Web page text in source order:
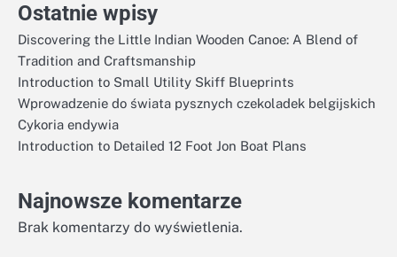
Ostatnie wpisy
Discovering the Little Indian Wooden Canoe: A Blend of
Tradition and Craftsmanship
Introduction to Small Utility Skiff Blueprints
Wprowadzenie do świata pysznych czekoladek belgijskich
Cykoria endywia
Introduction to Detailed 12 Foot Jon Boat Plans
Najnowsze komentarze
Brak komentarzy do wyświetlenia.